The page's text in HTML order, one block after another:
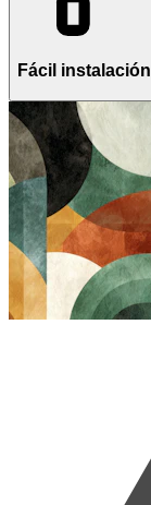
Fácil instalación